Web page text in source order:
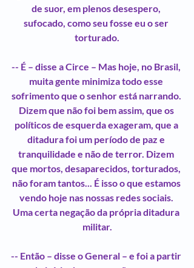
de suor, em plenos desespero,
sufocado, como seu fosse eu o ser
torturado.
-- É – disse a Circe – Mas hoje, no Brasil,
muita gente minimiza todo esse
sofrimento que o senhor está narrando.
Dizem que não foi bem assim, que os
políticos de esquerda exageram, que a
ditadura foi um período de paz e
tranquilidade e não de terror. Dizem
que mortos, desaparecidos, torturados,
não foram tantos... É isso o que estamos
vendo hoje nas nossas redes sociais.
Uma certa negação da própria ditadura
militar.
-- Então – disse o General – e foi a partir